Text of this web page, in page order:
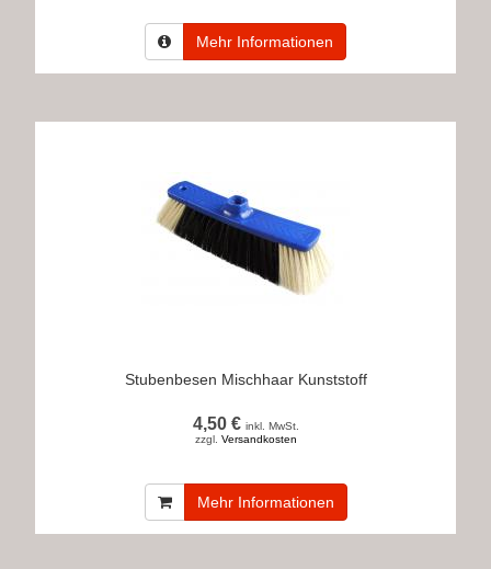
Mehr Informationen
Stubenbesen Mischhaar Kunststoff
4,50 € inkl. MwSt.
zzgl. Versandkosten
Mehr Informationen